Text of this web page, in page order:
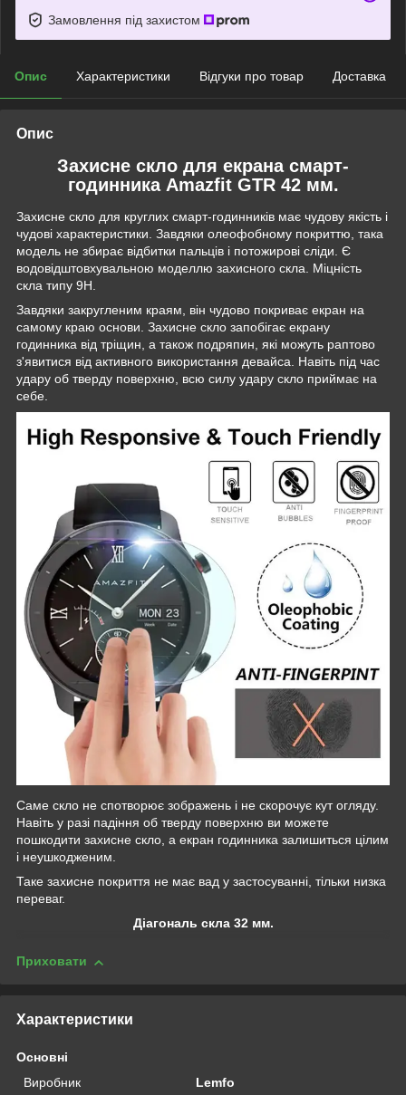
Замовлення під захистом
Опис Характеристики Відгуки про товар Доставка
Опис
Захисне скло для екрана смарт-
годинника Amazfit GTR 42 мм.
Захисне скло для круглих смарт-годинників має чудову якість і
чудові характеристики. Завдяки олеофобному покриттю, така
модель не збирає відбитки пальців і потожирові сліди. Є
водовідштовхувальною моделлю захисного скла. Міцність
скла типу 9Н.
Завдяки закругленим краям, він чудово покриває екран на
самому краю основи. Захисне скло запобігає екрану
годинника від тріщин, а також подряпин, які можуть раптово
з'явитися від активного використання девайса. Навіть під час
удару об тверду поверхню, всю силу удару скло приймає на
себе.
Саме скло не спотворює зображень і не скорочує кут огляду.
Навіть у разі падіння об тверду поверхню ви можете
пошкодити захисне скло, а екран годинника залишиться цілим
і неушкодженим.
Таке захисне покриття не має вад у застосуванні, тільки низка
переваг.
Діагональ скла 32 мм.
Приховати
Характеристики
Основні
Виробник
Lemfo